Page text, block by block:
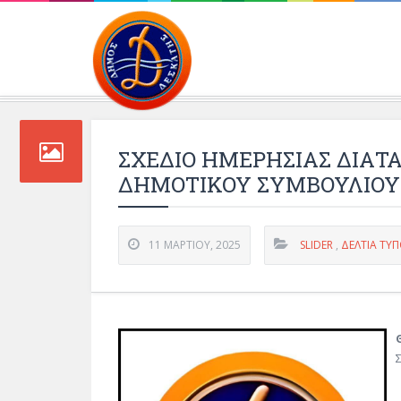
ΣΧΕΔΙΟ ΗΜΕΡΗΣΙΑΣ
ΔΗΜΟΤΙΚΟΥ ΣΥΜΒΟΥΛΙΟΥ
11 ΜΑΡΤΊΟΥ, 2025 SLIDER , ΔΕΛΤΊΑ